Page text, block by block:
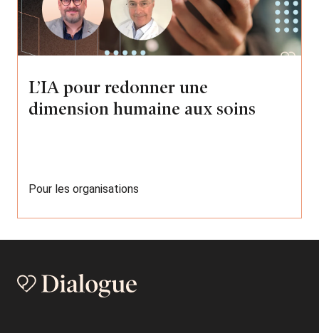
L’IA pour redonner une
dimension humaine aux soins
Pour les organisations